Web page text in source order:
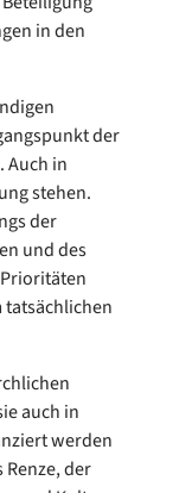
in den
der
Auch in
stehen.
der
und des
auch in
werden
der